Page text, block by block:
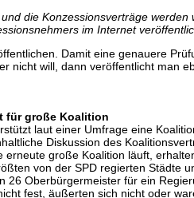
die Konzessionsverträge werden
im Internet
Damit eine genauere
nicht will, dann veröffentlicht man
für große Koalition
laut einer Umfrage eine
Diskussion des
große Koalition läuft,
von der SPD regierten Städte
26 Oberbürgermeister für ein
fest, äußerten sich nicht oder